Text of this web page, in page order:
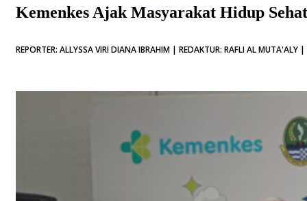
Kemenkes Ajak Masyarakat Hidup
REPORTER: ALLYSSA VIRI DIANA IBRAHIM | REDAKTUR: RAFLI AL MUTA'ALY